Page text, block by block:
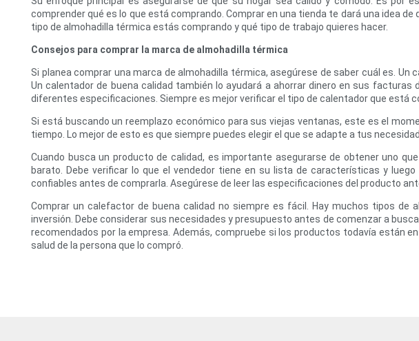
comprender qué es lo que está comprando. Comprar en una tienda te dará una idea
tipo de almohadilla térmica estás comprando y qué tipo de trabajo quieres hacer.
Consejos para comprar la marca de almohadilla térmica
Si planea comprar una marca de almohadilla térmica, asegúrese de saber cuál es.
Un calentador de buena calidad también lo ayudará a ahorrar dinero en sus
diferentes especificaciones. Siempre es mejor verificar el tipo de calentador que está
Si está buscando un reemplazo económico para sus viejas ventanas, este es el
tiempo. Lo mejor de esto es que siempre puedes elegir el que se adapte a tus
Cuando busca un producto de calidad, es importante asegurarse de obtener uno
barato. Debe verificar lo que el vendedor tiene en su lista de características y
confiables antes de comprarla. Asegúrese de leer las especificaciones del producto
Comprar un calefactor de buena calidad no siempre es fácil. Hay muchos tipos de
inversión. Debe considerar sus necesidades y presupuesto antes de comenzar a
recomendados por la empresa. Además, compruebe si los productos todavía están
salud de la persona que lo compró.